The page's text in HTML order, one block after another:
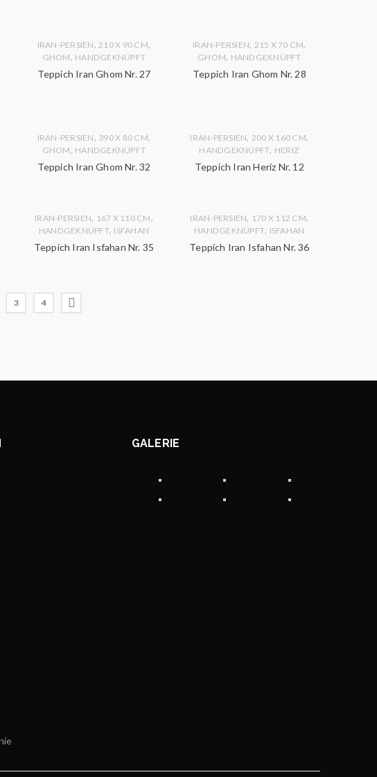
IRAN-PERSIEN, 210 X 90 CM,
GHOM, HANDGEKNÜPFT
Teppich Iran Ghom Nr. 27
IRAN-PERSIEN, 215 X 70 CM,
GHOM, HANDGEKNÜPFT
Teppich Iran Ghom Nr. 28
IRAN-PERSIEN, 390 X 80 CM,
GHOM, HANDGEKNÜPFT
Teppich Iran Ghom Nr. 32
IRAN-PERSIEN, 200 X 160 CM,
HANDGEKNÜPFT, HERIZ
Teppich Iran Heriz Nr. 12
IRAN-PERSIEN, 167 X 110 CM,
HANDGEKNÜPFT, ISFAHAN
Teppich Iran Isfahan Nr. 35
IRAN-PERSIEN, 170 X 112 CM,
HANDGEKNÜPFT, ISFAHAN
Teppich Iran Isfahan Nr. 36
3 4
GALERIE